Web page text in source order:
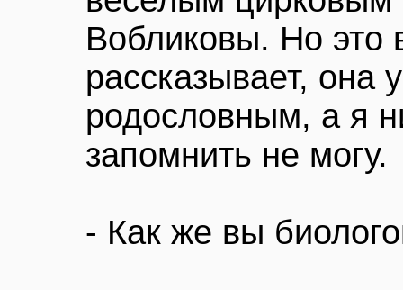
Вобликовы. Но это
рассказывает,
родословным, а я
запомнить не могу.
- Как же вы